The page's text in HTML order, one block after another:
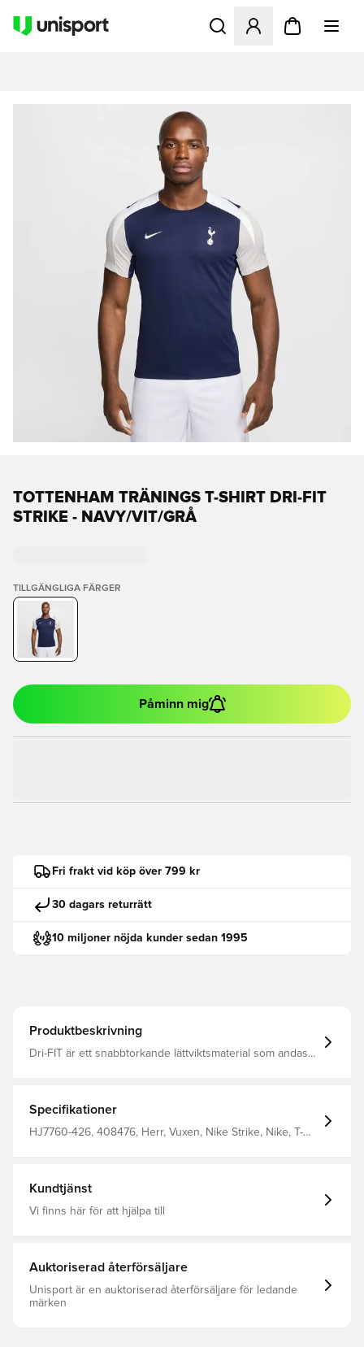
Öppnar en Modal för att
TOTTENHAM TRÄNINGS T-SHIRT DRI-FIT
STRIKE - NAVY/VIT/GRÅ
TILLGÄNGLIGA FÄRGER
Påminn mig
Fri frakt vid köp över 799 kr
30 dagars returrätt
10 miljoner nöjda kunder sedan 1995
Produktbeskrivning
Dri-FIT är ett snabbtorkande lättviktsmaterial som andas
polyester
Specifikationer
HJ7760-426, 408476, Herr, Vuxen, Nike Strike, Nike, T-
Kundtjänst
Vi finns här för att hjälpa till
Auktoriserad återförsäljare
Unisport är en auktoriserad återförsäljare för ledande
märken